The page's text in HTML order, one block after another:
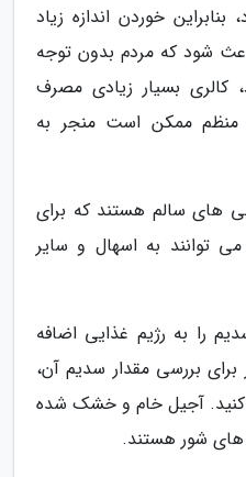
خوردن اندازه زیاد
شود که مردم بدون توجه
کالری بسیار زیادی مصرف
منظم ممکن است منجر به
های سالم هستند که برای
توانند به اسهال و سایر
را به رژیم غذایی اضافه
بررسی مقدار سدیم آن،
کنید. آجیل خام و خشک شده
های شور هستند.